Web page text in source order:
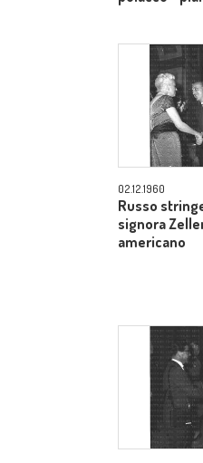
02.12.1960
Russo
signora
americano